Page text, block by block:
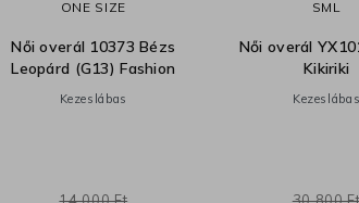
ONE SIZE
Női overál 10373 Bézs
Leopárd (G13) Fashion
Kezeslábas
SM L
Női overál
Kikiriki
Kezeslábas